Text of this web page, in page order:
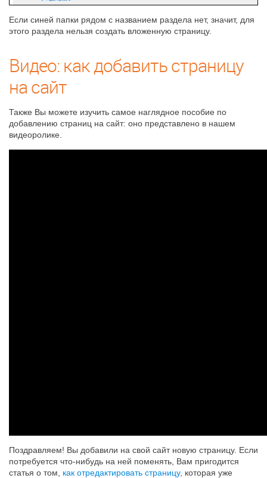
Если синей папки рядом с названием раздела нет, значит, для
этого раздела нельзя создать вложенную страницу.
Видео: как добавить страницу
на сайт
Также Вы можете изучить самое наглядное пособие по
добавлению страниц на сайт: оно представлено в нашем
видеоролике.
Поздравляем! Вы добавили на свой сайт новую страницу. Если
потребуется что-нибудь на ней поменять, Вам пригодится
статья о том, как отредактировать страницу, которая уже